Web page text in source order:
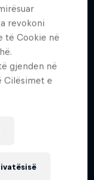
revokoni
të Cookie në
gjenden në
Cilësimet e